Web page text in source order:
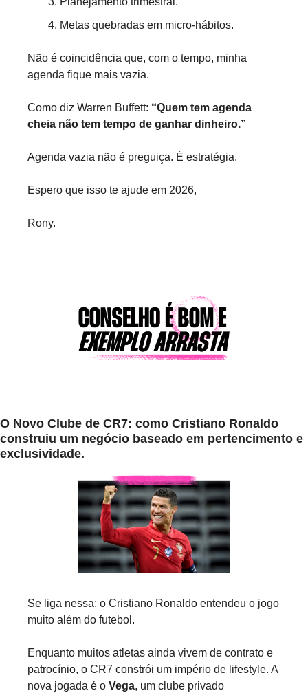
Metas quebradas em micro-hábitos.
Não é coincidência que, com o tempo, minha
agenda fique mais vazia.
Como diz Warren Buffett: “Quem tem agenda
cheia não tem tempo de ganhar dinheiro.”
Agenda vazia não é preguiça. É estratégia.
Espero que isso te ajude em 2026,
Rony.
O Novo Clube de CR7: como Cristiano Ronaldo
construiu um negócio baseado em pertencimento e
exclusividade.
Se liga nessa: o Cristiano Ronaldo entendeu o jogo
muito além do futebol.
Enquanto muitos atletas ainda vivem de contrato e
patrocínio, o CR7 constrói um império de lifestyle. A
nova jogada é o Vega, um clube privado